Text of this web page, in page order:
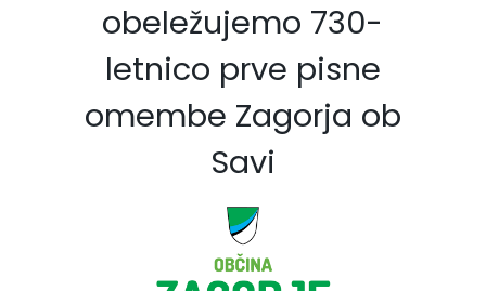
obeležujemo 730-
letnico prve pisne
omembe Zagorja ob
Savi